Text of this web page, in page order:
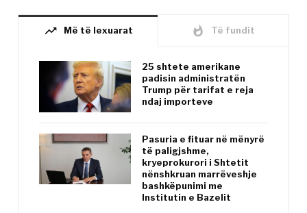
trending_up Më të lexuarat whatshot Të fundit
25 shtete amerikane
padisin administratën
Trump për tarifat e reja
ndaj importeve
Pasuria e fituar në mënyrë
të paligjshme,
kryeprokurori i Shtetit
nënshkruan marrëveshje
bashkëpunimi me
Institutin e Bazelit